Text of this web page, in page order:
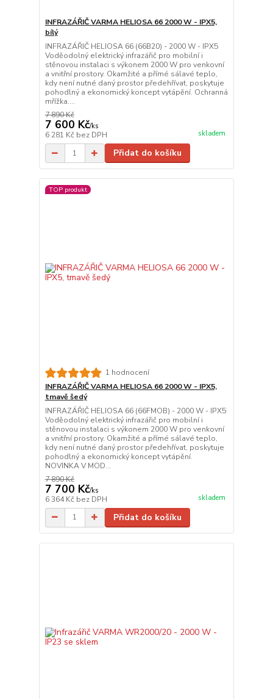
INFRAZÁŘIČ VARMA HELIOSA 66 2000 W - IPX5,
bílý
INFRAZÁŘIČ HELIOSA 66 (66B20) - 2000 W - IPX5
Voděodolný elektrický infrazářič pro mobilní i
stěnovou instalaci s výkonem 2000 W pro venkovní
a vnitřní prostory. Okamžité a přímé sálavé teplo,
kdy není nutné daný prostor předehřívat, poskytuje
pohodlný a ekonomický koncept vytápění. Ochranná
mřížka....
7 890 Kč
7 600 Kč/ks
6 281 Kč bez DPH skladem
Přidat do košíku
TOP produkt
1 hodnocení
INFRAZÁŘIČ VARMA HELIOSA 66 2000 W - IPX5,
tmavě šedý
INFRAZÁŘIČ HELIOSA 66 (66FMOB) - 2000 W - IPX5
Voděodolný elektrický infrazářič pro mobilní i
stěnovou instalaci s výkonem 2000 W pro venkovní
a vnitřní prostory. Okamžité a přímé sálavé teplo,
kdy není nutné daný prostor předehřívat, poskytuje
pohodlný a ekonomický koncept vytápění.
NOVINKA V MOD...
7 890 Kč
7 700 Kč/ks
6 364 Kč bez DPH skladem
Přidat do košíku